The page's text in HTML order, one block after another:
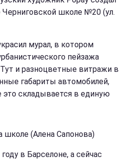
Черниговской школе №20 (ул.
мурал, в котором
пейзажа
и разноцветные витражи в
габариты автомобилей,
складывается в единую
(Алена Сапонова)
в Барселоне, а сейчас